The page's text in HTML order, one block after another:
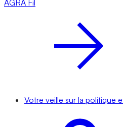
AGRA Fil
Votre veille sur la politique